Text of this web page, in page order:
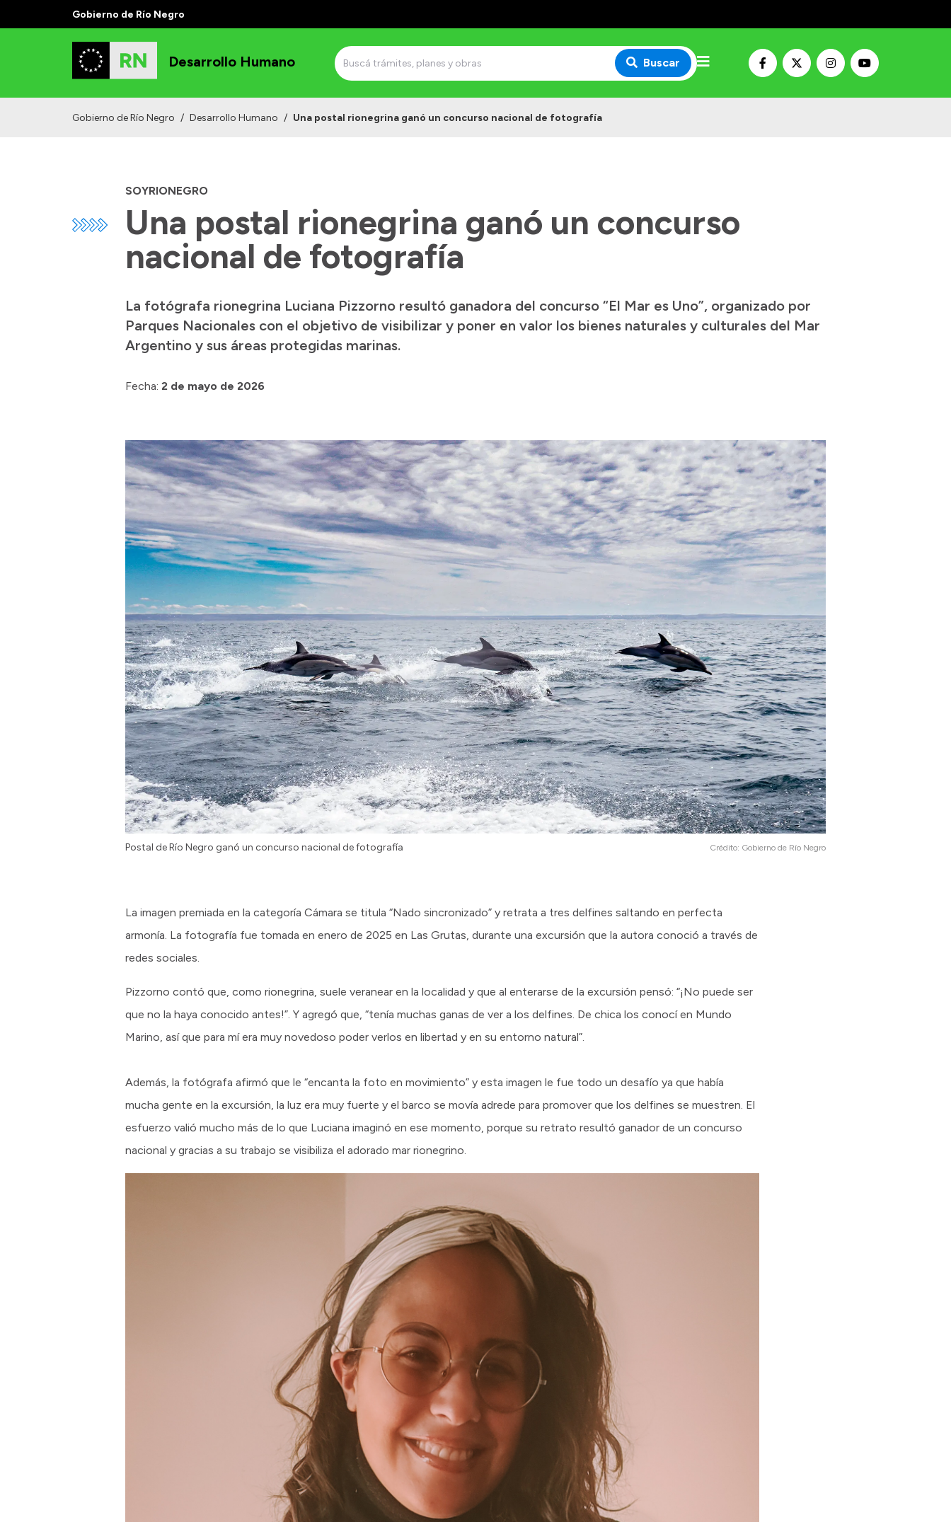
Gobierno de Río Negro
Desarrollo Humano Buscar
Gobierno de Río Negro / Desarrollo Humano / Una postal rionegrina ganó un concurso nacional de fotografía
SOYRIONEGRO
Una postal rionegrina ganó un concurso
nacional de fotografía
La fotógrafa rionegrina Luciana Pizzorno resultó ganadora del concurso “El Mar es Uno”, organizado por
Parques Nacionales con el objetivo de visibilizar y poner en valor los bienes naturales y culturales del Mar
Argentino y sus áreas protegidas marinas.
Fecha: 2 de mayo de 2026
Postal de Río Negro ganó un concurso nacional de fotografía Crédito: Gobierno de Río Negro
La imagen premiada en la categoría Cámara se titula “Nado sincronizado” y retrata a tres delfines saltando en perfecta
armonía. La fotografía fue tomada en enero de 2025 en Las Grutas, durante una excursión que la autora conoció a través de
redes sociales.
Pizzorno contó que, como rionegrina, suele veranear en la localidad y que al enterarse de la excursión pensó: “¡No puede ser
que no la haya conocido antes!”. Y agregó que, “tenía muchas ganas de ver a los delfines. De chica los conocí en Mundo
Marino, así que para mí era muy novedoso poder verlos en libertad y en su entorno natural”.
Además, la fotógrafa afirmó que le “encanta la foto en movimiento” y esta imagen le fue todo un desafío ya que había
mucha gente en la excursión, la luz era muy fuerte y el barco se movía adrede para promover que los delfines se muestren. El
esfuerzo valió mucho más de lo que Luciana imaginó en ese momento, porque su retrato resultó ganador de un concurso
nacional y gracias a su trabajo se visibiliza el adorado mar rionegrino.